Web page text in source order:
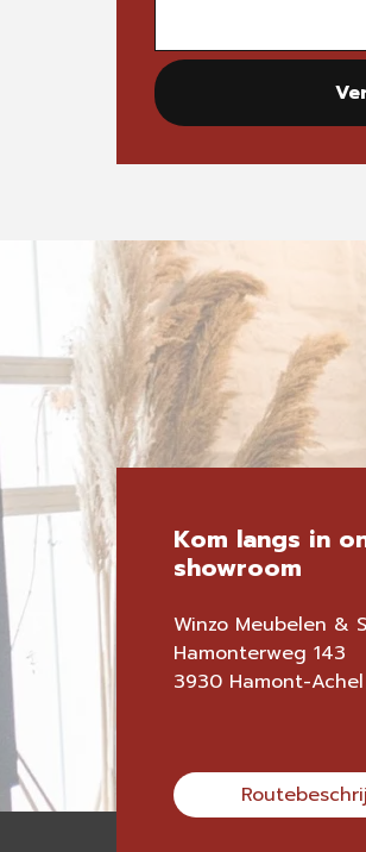
Kom langs in
showroom
Winzo Meubelen &
Hamonterweg 143
3930 Hamont-Achel